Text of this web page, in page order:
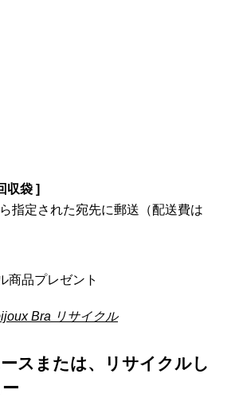
収袋 ]
指定された宛先に郵送（配送費は
商品プレゼント
Bra リサイクル
スまたは、リサイクルし